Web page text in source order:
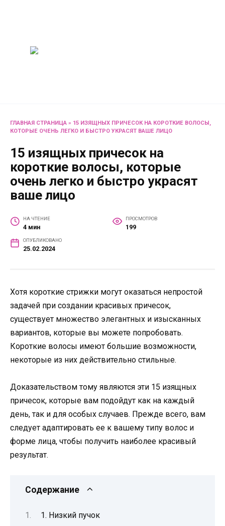
ГЛАВНАЯ СТРАНИЦА » 15 ИЗЯЩНЫХ ПРИЧЕСОК НА КОРОТКИЕ ВОЛОСЫ,
КОТОРЫЕ ОЧЕНЬ ЛЕГКО И БЫСТРО УКРАСЯТ ВАШЕ ЛИЦО
15 изящных причесок на
короткие волосы, которые
очень легко и быстро украсят
ваше лицо
НА ЧТЕНИЕ
4 мин
ПРОСМОТРОВ
199
ОПУБЛИКОВАНО
25.02.2024
Хотя короткие стрижки могут оказаться непростой
задачей при создании красивых причесок,
существует множество элегантных и изысканных
вариантов, которые вы можете попробовать.
Короткие волосы имеют большие возможности,
некоторые из них действительно стильные.
Доказательством тому являются эти 15 изящных
причесок, которые вам подойдут как на каждый
день, так и для особых случаев. Прежде всего, вам
следует адаптировать ее к вашему типу волос и
форме лица, чтобы получить наиболее красивый
результат.
Содержание
1. Низкий пучок